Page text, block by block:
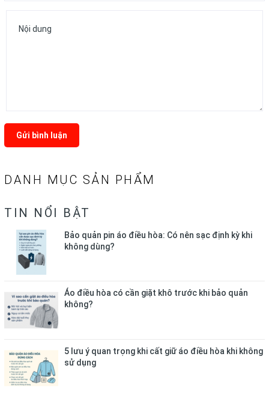
DANH MỤC SẢN PHẨM
TIN NỔI BẬT
Bảo quản pin áo điều hòa: Có nên sạc định kỳ khi
không dùng?
Áo điều hòa có cần giặt khô trước khi bảo quản
không?
5 lưu ý quan trọng khi cất giữ áo điều hòa khi không
sử dụng
Gửi bình luận